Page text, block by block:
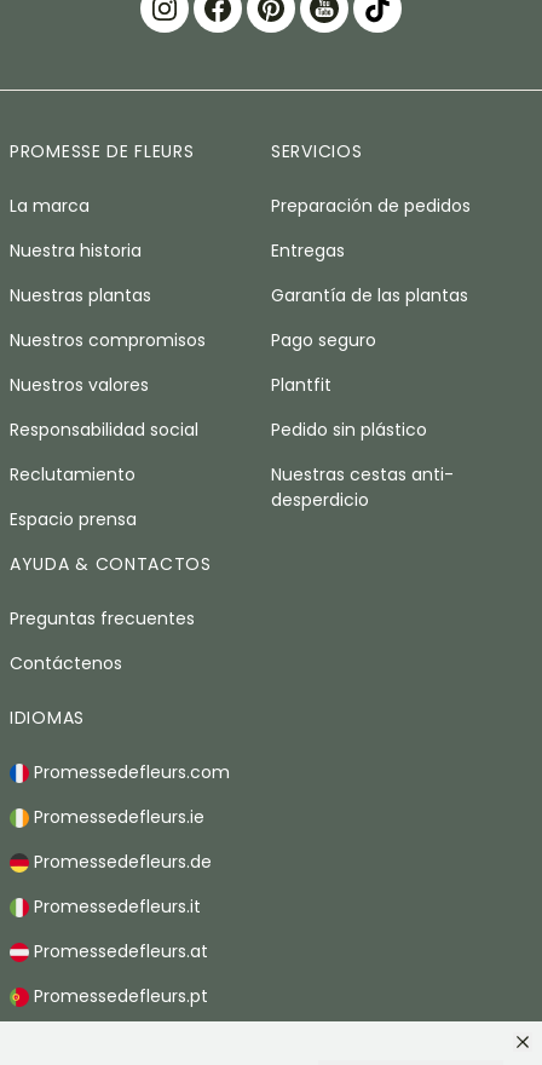
PROMESSE DE FLEURS
La marca
Nuestra historia
Nuestras plantas
Nuestros compromisos
Nuestros valores
Responsabilidad social
Reclutamiento
Espacio prensa
SERVICIOS
Preparación de pedidos
Entregas
Garantía de las plantas
Pago seguro
Plantfit
Pedido sin plástico
Nuestras cestas anti-
desperdicio
AYUDA & CONTACTOS
Preguntas frecuentes
Contáctenos
IDIOMAS
Promessedefleurs.com
Promessedefleurs.ie
Promessedefleurs.de
Promessedefleurs.it
Promessedefleurs.at
Promessedefleurs.pt